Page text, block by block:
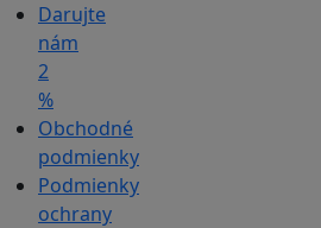
Darujte
nám
2
%
Obchodné
podmienky
Podmienky
ochrany